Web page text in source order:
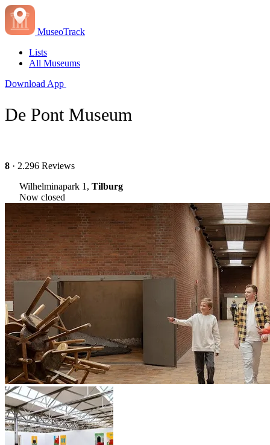
MuseoTrack
Lists
All Museums
Download App
De Pont Museum
8 · 2.296 Reviews
Wilhelminapark 1, Tilburg
Now closed